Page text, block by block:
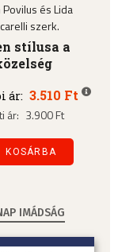
Povilus és Lida
szerk.
stílusa a
ár: 3.510 Ft
ár: 3.900 Ft
KOSÁRBA
IMÁDSÁG